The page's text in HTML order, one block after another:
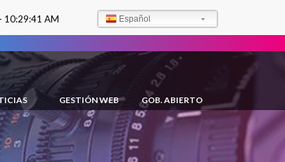
10:29:42 AM Español
GESTIÓN WEB GOB. ABIERTO